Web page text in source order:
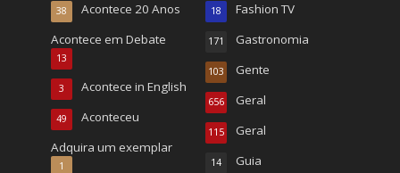
Acontece 20 Anos
38
Acontece em Debate
13
Acontece in English
3
Aconteceu
49
Adquira um exemplar
1
Fashion TV
18
Gastronomia
171
Gente
103
Geral
656
Geral
115
Guia
14